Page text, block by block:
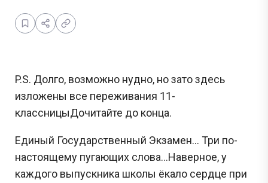
P.S. Долго, возможно нудно, но зато здесь
изложены все переживания 11-
классницыДочитайте до конца.
Единый Государственный Экзамен… Три по-
настоящему пугающих слова…Наверное, у
каждого выпускника школы ёкало сердце при